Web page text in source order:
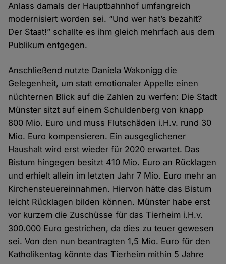
Anlass damals der Hauptbahnhof umfangreich
modernisiert worden sei. “Und wer hat’s bezahlt?
Der Staat!” schallte es ihm gleich mehrfach aus dem
Publikum entgegen.
Anschließend nutzte Daniela Wakonigg die
Gelegenheit, um statt emotionaler Appelle einen
nüchternen Blick auf die Zahlen zu werfen: Die Stadt
Münster sitzt auf einem Schuldenberg von knapp
800 Mio. Euro und muss Flutschäden i.H.v. rund 30
Mio. Euro kompensieren. Ein ausgeglichener
Haushalt wird erst wieder für 2020 erwartet. Das
Bistum hingegen besitzt 410 Mio. Euro an Rücklagen
und erhielt allein im letzten Jahr 7 Mio. Euro mehr an
Kirchensteuereinnahmen. Hiervon hätte das Bistum
leicht Rücklagen bilden können. Münster habe erst
vor kurzem die Zuschüsse für das Tierheim i.H.v.
300.000 Euro gestrichen, da dies zu teuer gewesen
sei. Von den nun beantragten 1,5 Mio. Euro für den
Katholikentag könnte das Tierheim mithin 5 Jahre